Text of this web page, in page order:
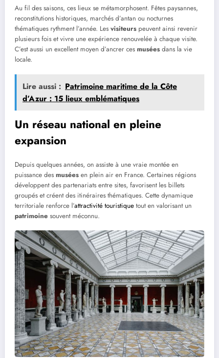
Au fil des saisons, ces lieux se métamorphosent. Fêtes paysannes,
reconstitutions historiques, marchés d’antan ou nocturnes
thématiques rythment l’année. Les visiteurs peuvent ainsi revenir
plusieurs fois et vivre une expérience renouvelée à chaque visite.
C’est aussi un excellent moyen d’ancrer ces musées dans la vie
locale.
Lire aussi : Patrimoine maritime de la Côte
d’Azur : 15 lieux emblématiques
Un réseau national en pleine
expansion
Depuis quelques années, on assiste à une vraie montée en
puissance des musées en plein air en France. Certaines régions
développent des partenariats entre sites, favorisent les billets
groupés et créent des itinéraires thématiques. Cette dynamique
territoriale renforce l’attractivité touristique tout en valorisant un
patrimoine souvent méconnu.